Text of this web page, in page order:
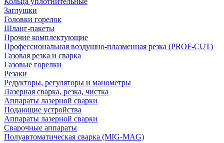
Заглушки
Головки горелок
Шланг-пакеты
Прочие комплектующие
Профессиональная воздушно-плазменная резка (PROF-CUT)
Газовая резка и сварка
Газовые горелки
Резаки
Редукторы, регуляторы и манометры
Лазерная сварка, резка, чистка
Аппараты лазерной сварки
Подающие устройства
Аппараты лазерной сварки
Сварочные аппараты
Полуавтоматическая сварка (MIG-MAG)